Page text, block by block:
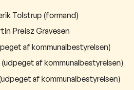
Tolstrup (formand)
Preisz Gravesen
af kommunalbestyrelsen)
af kommunalbestyrelsen)
af kommunalbestyrelsen)